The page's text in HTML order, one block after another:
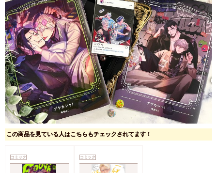
この商品を見ている人はこちらもチェックされてます！
コミック コミック